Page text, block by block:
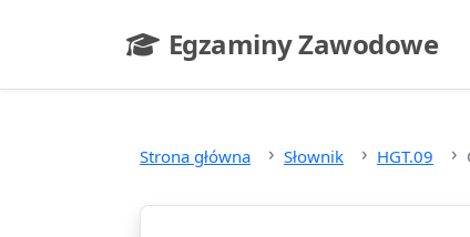
Egzaminy Zawodowe
- strona główna
Strona główna Słownik HGT.09